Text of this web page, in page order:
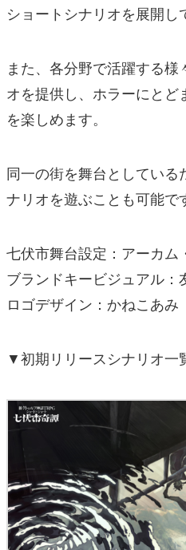
ショートシナリオを展開し
また、各分野で活躍する
オを提供し、ホラーにと
を楽しめます。
同一の街を舞台としてい
ナリオを遊ぶことも可能で
七伏市舞台設定：アーカム
ブランドキービジュアル：
ロゴデザイン：かねこあみ
▼初期リリースシナリオ一